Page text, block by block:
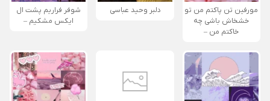
مورفین تن پاکتم من تو
خشخاش باشی چه
خاکتم من –
دلبر وحید عباسی
شوفر فراریم پشت ال
ایکس مشکیم –